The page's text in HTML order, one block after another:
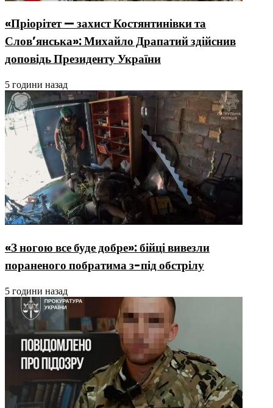
«Пріорітет — захист Костянтинівки та
Слов’янська»: Михайло Драпатий здійснив
доповідь Президенту України
5 години назад
«З ногою все буде добре»: бійці вивезли
пораненого побратима з-під обстрілу
5 години назад